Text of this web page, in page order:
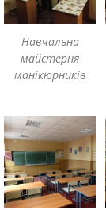
Навчальна
майстерня
манікюрників